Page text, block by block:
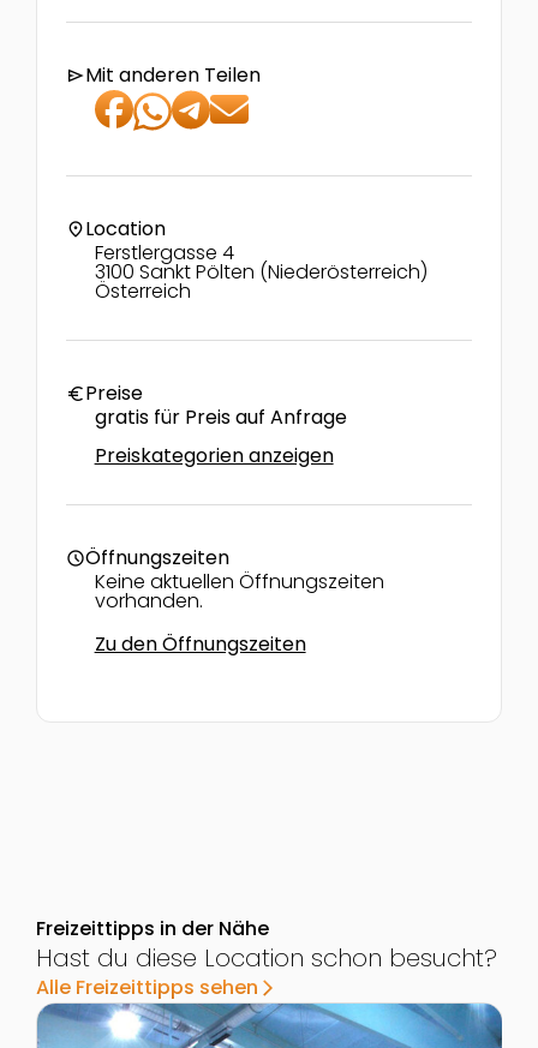
sendMit anderen Teilen
location_onLocation
Ferstlergasse 4
3100 Sankt Pölten (Niederösterreich)
Österreich
euroPreise
gratis für Preis auf Anfrage
Preiskategorien anzeigen
scheduleÖffnungszeiten
Keine aktuellen Öffnungszeiten
vorhanden.
Zu den Öffnungszeiten
Freizeittipps in der Nähe
Hast du diese Location schon besucht?
Alle Freizeittipps sehen arrow_forward_ios
Zur Detailseite von NÖ Landessportschulanlage